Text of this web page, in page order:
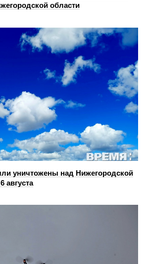
области
уничтожены над Нижегородской
августа